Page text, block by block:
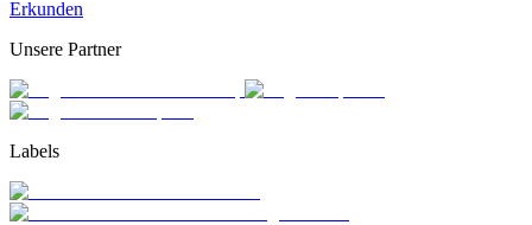
Erkunden
Unsere Partner
Labels